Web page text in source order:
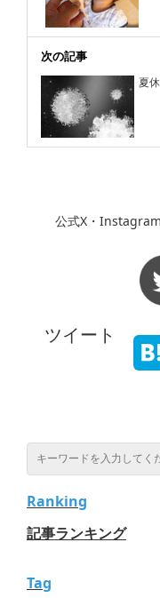
次の記事
夏
公式X・Instagram
ツイート
Ranking
記事ランキング
Tag